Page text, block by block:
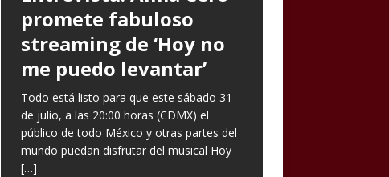
promete fabuloso
streaming de ‘Hoy no
me puedo levantar’
Todo está listo para que este sábado 31
de julio, a las 20:00 horas (CDMX) el
público de todo México y otras partes del
mundo puedan disfrutar del musical Hoy
[…]
Goto expresa que
‘Nuestro amor es arte’
en nuevo sencillo
Entrevista Divagadas por Richard Osuna
(IG: @beepbeeprichiemx)Fotografías:
Cortesía Nuestro amor es arte es el
nuevo sencillo de Paulina Goto en la
escena musical y a través del cual busca
Prometen risas con
‘Infieles’, una obra
llena de enredos
Este miércoles llega una nueva función de
la comedia teatral Infieles, historia que
promete Chapu Garza, uno de los actores
que forman parte de la obra, identificará a
hombres y